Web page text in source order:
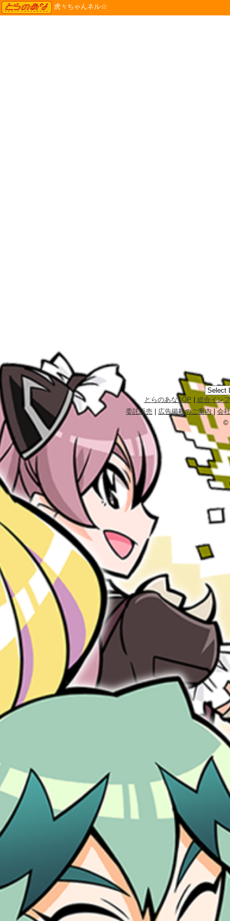
TORANOANA
虎々ちゃんネル☆
とらのあなTOP
総合イン
委託販売
広告掲載のご案内|会
©